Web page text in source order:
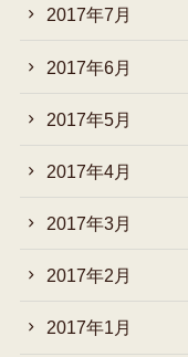
2017年7月
2017年6月
2017年5月
2017年4月
2017年3月
2017年2月
2017年1月